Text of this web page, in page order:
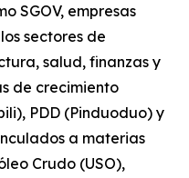
SGOV, empresas
sectores de
salud, finanzas y
de crecimiento
PDD (Pinduoduo) y
a materias
Crudo (USO),